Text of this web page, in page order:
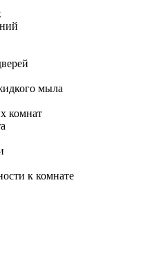
мыла
комнат
к комнате